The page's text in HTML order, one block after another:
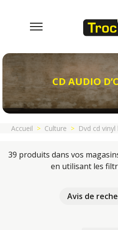
CD AUDIO
Accueil Culture Dvd cd vinyl
39 produits dans vos
en utilisant les
Avis de